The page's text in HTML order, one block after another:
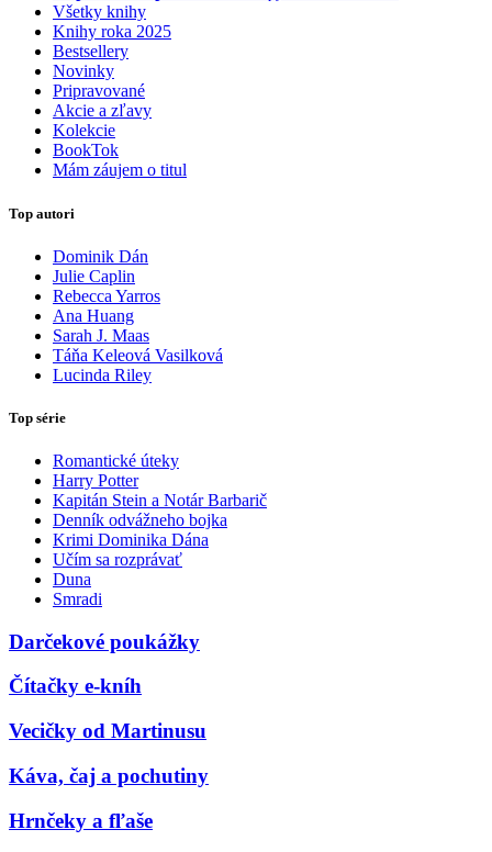
Všetky knihy
Knihy roka 2025
Bestsellery
Novinky
Pripravované
Akcie a zľavy
Kolekcie
BookTok
Mám záujem o titul
Top autori
Dominik Dán
Julie Caplin
Rebecca Yarros
Ana Huang
Sarah J. Maas
Táňa Keleová Vasilková
Lucinda Riley
Top série
Romantické úteky
Harry Potter
Kapitán Stein a Notár Barbarič
Denník odvážneho bojka
Krimi Dominika Dána
Učím sa rozprávať
Duna
Smradi
Darčekové poukážky
Čítačky e-kníh
Vecičky od Martinusu
Káva, čaj a pochutiny
Hrnčeky a fľaše